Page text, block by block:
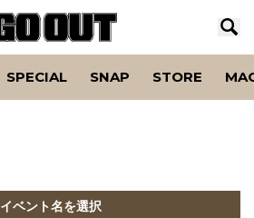
SPECIAL SNAP STORE
イベント名を選択